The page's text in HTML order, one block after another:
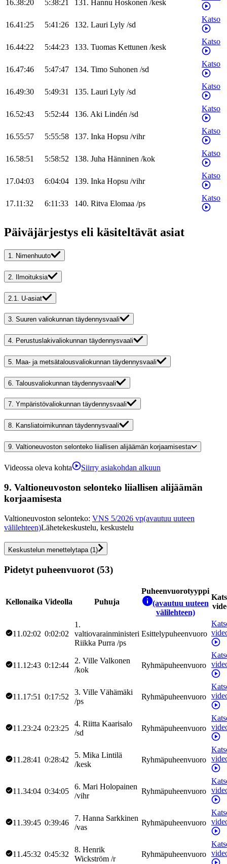
16.38:20 5:38:21 131. Hannu Hoskonen /kesk
16.41:25 5:41:26 132. Lauri Lyly /sd
Katso
16.44:22 5:44:23 133. Tuomas Kettunen /kesk
Katso
16.47:46 5:47:47 134. Timo Suhonen /sd
Katso
16.49:30 5:49:31 135. Lauri Lyly /sd
Katso
16.52:43 5:52:44 136. Aki Lindén /sd
Katso
16.55:57 5:55:58 137. Inka Hopsu /vihr
Katso
16.58:51 5:58:52 138. Juha Hänninen /kok
Katso
17.04:03 6:04:04 139. Inka Hopsu /vihr
Katso
17.11:32 6:11:33 140. Ritva Elomaa /ps
Katso
Päiväjärjestys eli käsiteltävät asiat
1. Nimenhuuto
2. Ilmoituksia
2.1. U-asiat
3. Suuren valiokunnan täydennysvaali
4. Perustuslakivaliokunnan täydennysvaali
5. Maa- ja metsätalousvaliokunnan täydennysvaali
6. Talousvaliokunnan täydennysvaali
7. Ympäristövaliokunnan täydennysvaali
8. Kansliatoimikunnan täydennysvaali
9. Valtioneuvoston selonteko liiallisen alijäämän korjaamisesta
Videossa oleva kohta Siirry asiakohdan alkuun
9. Valtioneuvoston selonteko liiallisen alijäämän
korjaamisesta
Valtioneuvoston selonteko: VNS 5/2026 vp(avautuu uuteen
välilehteen)Lähetekeskustelu, keskustelu
Keskustelun menettelytapa (1)
Pidetyt puheenvuorot (53)
Kellonaika Videolla Puhuja
Puheenvuorotyyppi
(avautuu uuteen
välilehteen)
11.02:02 0:02:02
1 .
valtiovarainministeri
Riikka Purra /ps
Esittelypuheenvuoro
11.12:43 0:12:44
2. Ville Valkonen
/kok
Ryhmäpuheenvuoro
11.17:51 0:17:52
3. Ville Vähämäki
/ps
Ryhmäpuheenvuoro
11.23:24 0:23:25
4. Riitta Kaarisalo
/sd
Ryhmäpuheenvuoro
11.28:41 0:28:42
5. Mika Lintilä
/kesk
Ryhmäpuheenvuoro
11.34:04 0:34:05
6. Mari Holopainen
/vihr
Ryhmäpuheenvuoro
11.39:45 0:39:46
7. Hanna Sarkkinen
/vas
Ryhmäpuheenvuoro
11.45:32 0:45:32
8. Henrik
Wickström /r
Ryhmäpuheenvuoro